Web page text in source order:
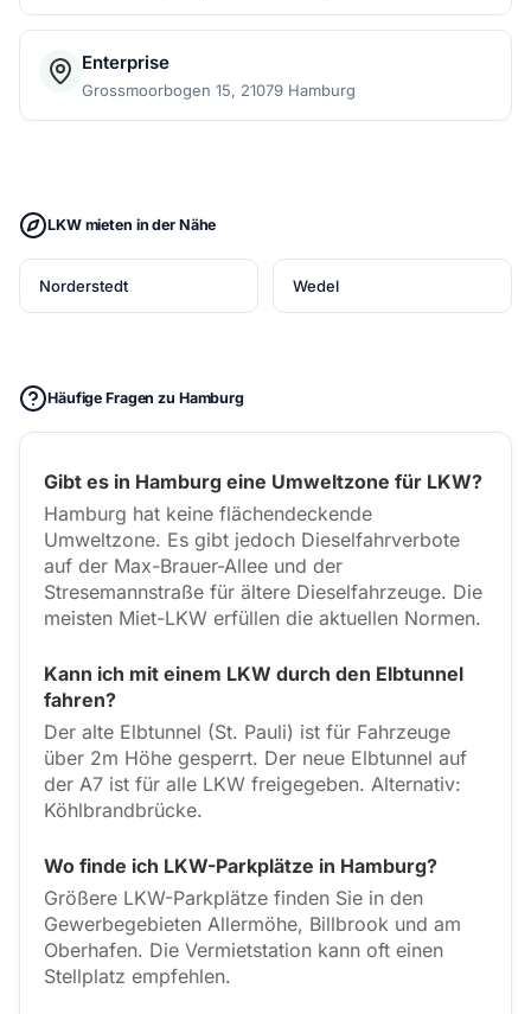
Enterprise
Grossmoorbogen 15, 21079 Hamburg
LKW mieten in der Nähe
Norderstedt Wedel
Häufige Fragen zu Hamburg
Gibt es in Hamburg eine Umweltzone für LKW?
Hamburg hat keine flächendeckende
Umweltzone. Es gibt jedoch Dieselfahrverbote
auf der Max-Brauer-Allee und der
Stresemannstraße für ältere Dieselfahrzeuge. Die
meisten Miet-LKW erfüllen die aktuellen Normen.
Kann ich mit einem LKW durch den Elbtunnel
fahren?
Der alte Elbtunnel (St. Pauli) ist für Fahrzeuge
über 2m Höhe gesperrt. Der neue Elbtunnel auf
der A7 ist für alle LKW freigegeben. Alternativ:
Köhlbrandbrücke.
Wo finde ich LKW-Parkplätze in Hamburg?
Größere LKW-Parkplätze finden Sie in den
Gewerbegebieten Allermöhe, Billbrook und am
Oberhafen. Die Vermietstation kann oft einen
Stellplatz empfehlen.